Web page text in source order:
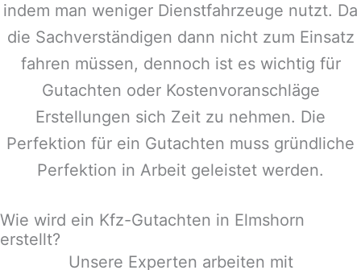
indem man weniger Dienstfahrzeuge nutzt. Da
die Sachverständigen dann nicht zum Einsatz
fahren müssen, dennoch ist es wichtig für
Gutachten oder Kostenvoranschläge
Erstellungen sich Zeit zu nehmen. Die
Perfektion für ein Gutachten muss gründliche
Perfektion in Arbeit geleistet werden.
Wie wird ein Kfz-Gutachten in Elmshorn
erstellt?
Unsere Experten arbeiten mit